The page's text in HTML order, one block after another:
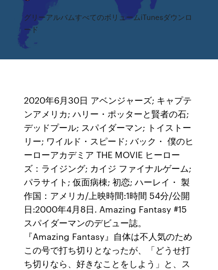
グリーアルバムすべてのボリュームiTunesダウンロ
ード
2020年6月30日 アベンジャーズ; キャプテ
ンアメリカ; ハリー・ポッターと賢者の石;
デッドプール; スパイダーマン; トイストー
リー; ワイルド・スピード; バック・ 僕のヒ
ーローアカデミア THE MOVIE ヒーロー
ズ：ライジング; カイジ ファイナルゲーム;
パラサイト; 仮面病棟; 初恋; ハーレイ・ 製
作国：アメリカ/上映時間:1時間 54分/公開
日:2000年4月8日. Amazing Fantasy #15
スパイダーマンのデビュー誌。
『Amazing Fantasy』自体は不人気のため
この号で打ち切りとなったが、「どうせ打
ち切りなら、好きなことをしよう」と、ス